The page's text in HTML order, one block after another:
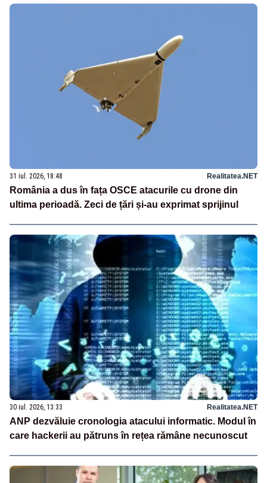
31 iul. 2026, 18:48 Realitatea.NET
România a dus în fața OSCE atacurile cu drone din
ultima perioadă. Zeci de țări și-au exprimat sprijinul
30 iul. 2026, 13:33 Realitatea.NET
ANP dezvăluie cronologia atacului informatic. Modul în
care hackerii au pătruns în rețea rămâne necunoscut